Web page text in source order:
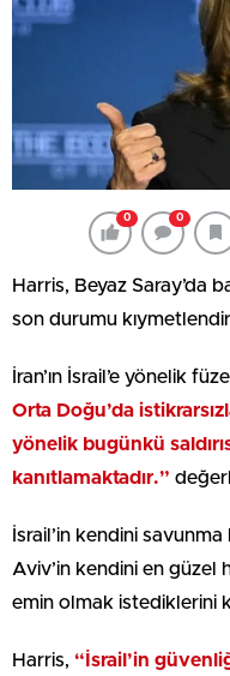
0 0
Harris, Beyaz Saray’da
son durumu
İran’ın İsrail’e yönelik
Orta Doğu’da
yönelik bugünkü
kanıtlamaktadır.”
İsrail’in kendini
Aviv’in kendini en
emin olmak istediklerini
Harris, “İsrail’in